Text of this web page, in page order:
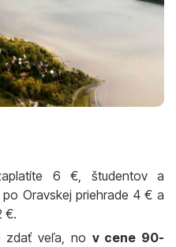
6 €, študentov a
Oravskej priehrade 4 € a
€.
zdať veľa, no v cene 90-